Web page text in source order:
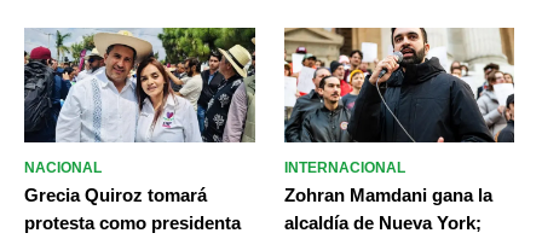
NACIONAL
Grecia Quiroz tomará
protesta como presidenta
INTERNACIONAL
Zohran Mamdani gana la
alcaldía de Nueva York;